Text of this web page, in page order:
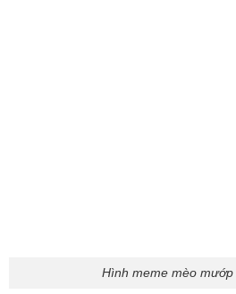
Hình meme mèo